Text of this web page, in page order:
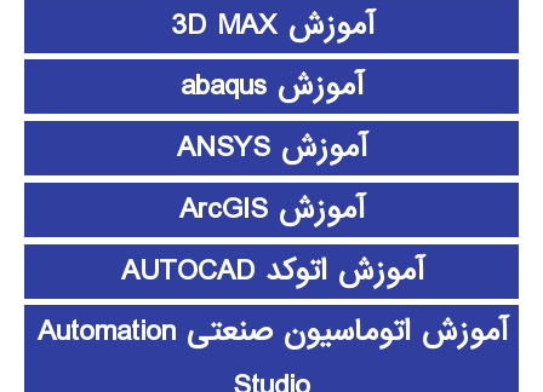
آموزش 3D MAX
آموزش abaqus
آموزش ANSYS
آموزش ArcGIS
آموزش اتوکد AUTOCAD
آموزش اتوماسیون صنعتی Automation